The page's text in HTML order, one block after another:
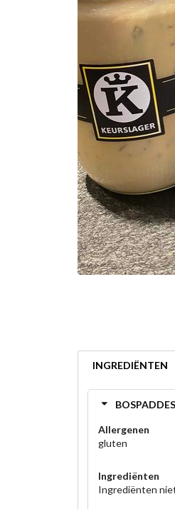
INGREDIËNTEN
Allergenen
gluten
Ingrediënten
Ingrediënten